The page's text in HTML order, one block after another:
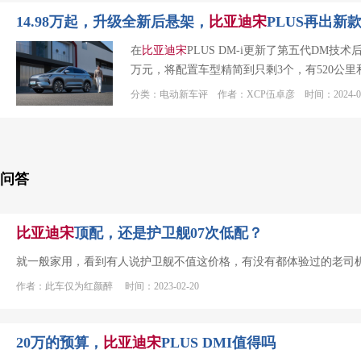
14.98万起，升级全新后悬架， 比亚迪宋PLUS再出新款
在比亚迪宋PLUS DM-i更新了第五代DM技术
万元，将配置车型精简到只剩3个，有520公
分类：电动新车评 作者：XCP伍卓彦 时间：2024-
问答
比亚迪宋顶配，还是护卫舰07次低配？
就一般家用，看到有人说护卫舰不值这价格，有没有都体验过的老司
作者：此车仅为红颜醉 时间：2023-02-20
20万的预算， 比亚迪宋PLUS DMI值得吗